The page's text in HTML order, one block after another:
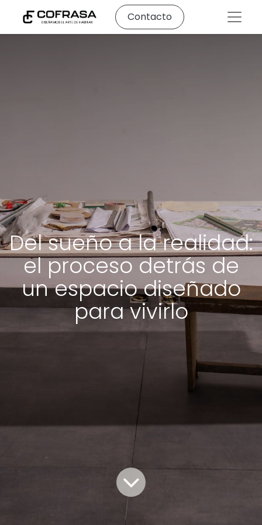
Contacto
Del sueño a la realidad:
el proceso detrás de
un espacio diseñado
para vivirlo